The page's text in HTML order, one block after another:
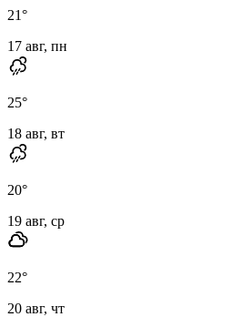
21°
17 авг, пн
25°
18 авг, вт
20°
19 авг, ср
22°
20 авг, чт